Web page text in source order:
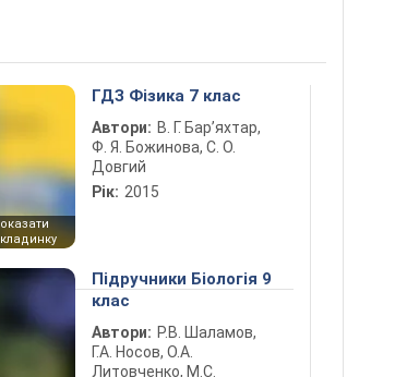
ГДЗ Фізика 7 клас
Автори: В. Г. Бар’яхтар,
Ф. Я. Божинова, С. О.
Довгий
Рік: 2015
Підручники Біологія 9
клас
Автори: Р.В. Шаламов,
Г.А. Носов, О.А.
Литовченко, М.С.